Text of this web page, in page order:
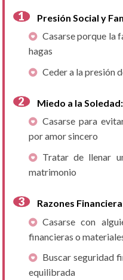
Presión Social y
Casarse porque la
hagas
Ceder a la presión
Miedo a la Soledad:
Casarse para
por amor sincero
Tratar de llenar
matrimonio
Razones
Casarse con
financieras o
Buscar seguridad
equilibrada